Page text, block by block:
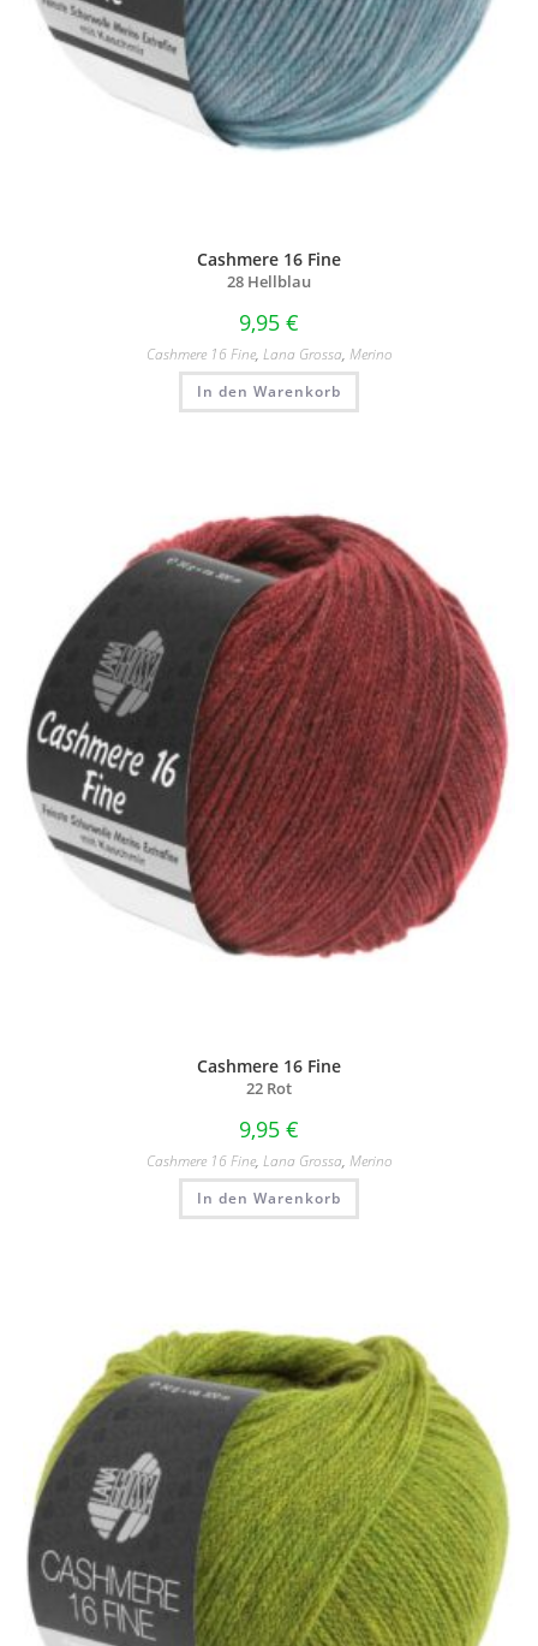
Cashmere 16 Fine
28 Hellblau
9,95 €
Cashmere 16 Fine, Lana Grossa, Merino
In den Warenkorb
Cashmere 16 Fine
22 Rot
9,95 €
Cashmere 16 Fine, Lana Grossa, Merino
In den Warenkorb